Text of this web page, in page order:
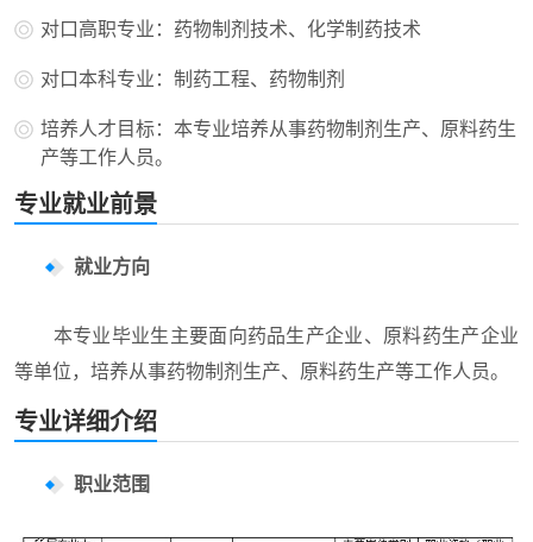
对口高职专业：药物制剂技术、化学制药技术
对口本科专业：制药工程、药物制剂
培养人才目标：本专业培养从事药物制剂生产、原料药生
产等工作人员。
专业就业前景
就业方向
本专业毕业生主要面向药品生产企业、原料药生产企业
等单位，培养从事药物制剂生产、原料药生产等工作人员。
专业详细介绍
职业范围